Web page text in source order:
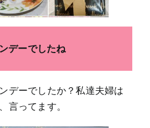
デーでしたね
デーでしたか？私達夫婦は
言ってます。